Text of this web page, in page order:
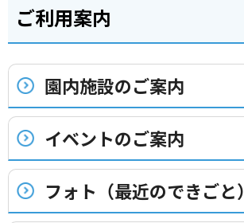
ご利用案内
園内施設のご案内
イベントのご案内
フォト（最近のできごと）